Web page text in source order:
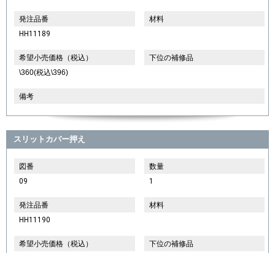
発注品番
HH11189
材料
希望小売価格（税込）
\360(税込\396)
下位の補修品
備考
スリットカバー押え
図番
09
数量
1
発注品番
HH11190
材料
希望小売価格（税込）
下位の補修品